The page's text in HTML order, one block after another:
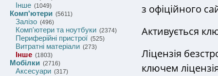
Інше (1049)
Комп'ютери (5611)
Залізо (496)
Комп'ютери та ноутбуки (2374)
Периферійні пристрої (525)
Витратні матеріали (273)
Інше (1803)
Мобілки (2716)
Аксесуари (317)
з офіційного
Активується
Ліцензія
ключем